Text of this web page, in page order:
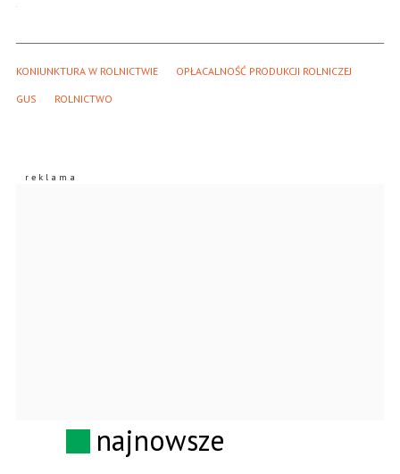
KONIUNKTURA W ROLNICTWIE OPŁACALNOŚĆ PRODUKCJI ROLNICZEJ
GUS ROLNICTWO
najnowsze